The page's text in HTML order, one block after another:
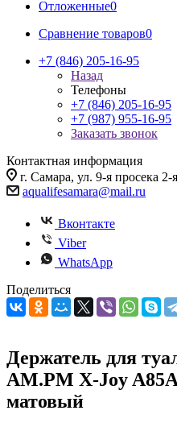
Отложенные0
Сравнение товаров0
+7 (846) 205-16-95
Назад
Телефоны
+7 (846) 205-16-95
+7 (987) 955-16-95
Заказать звонок
Контактная информация
г. Самара, ул. 9-я просека
aqualifesamara@mail.ru
Вконтакте
Viber
WhatsApp
Поделиться
Держатель для
AM.PM X-Joy
матовый